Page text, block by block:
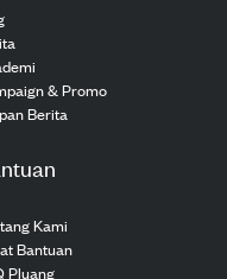
& Promo
Berita
Kami
Bantuan
Pluang